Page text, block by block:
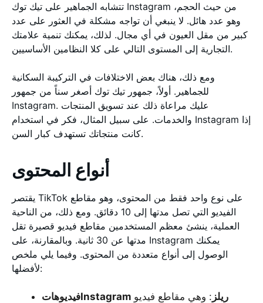
تتشابه الجماهير على تيك توك Instagram من حيث الحجم،
وهو عدد هائل. لا ينبغي أن تواجه مشكلة في العثور على عدد
كبير من مقل العيون في أي مجال. لذلك، يمكنك تنمية علامتك
التجارية إلى المستوى التالي على كلا النظامين الأساسيين.
ومع ذلك، هناك بعض الاختلافات في التركيبة السكانية
للجماهير. أولاً، جمهور تيك توك أصغر سناً من جمهور
Instagram. عليك مراعاة ذلك عند تسويق المنتجات
والخدمات. على سبيل المثال، فكر في استخدام Instagram إذا
كانت منتجاتك تستهدف كبار السن.
أنواع المحتوى
يقتصر TikTok على نوع واحد فقط من المحتوى، وهو مقاطع
الفيديو التي تصل مدتها إلى 10 دقائق. ومع ذلك، من الناحية
العملية، ينشئ معظم المستخدمين مقاطع فيديو قصيرة تقل
مدتها عن 30 ثانية. وبالمقارنة، على Instagram يمكنك
الوصول إلى أنواع متعددة من المحتوى. وفيما يلي ملخص
لأفضلها:
فيديوهاتInstagram ريلز : وهي مقاطع فيديو